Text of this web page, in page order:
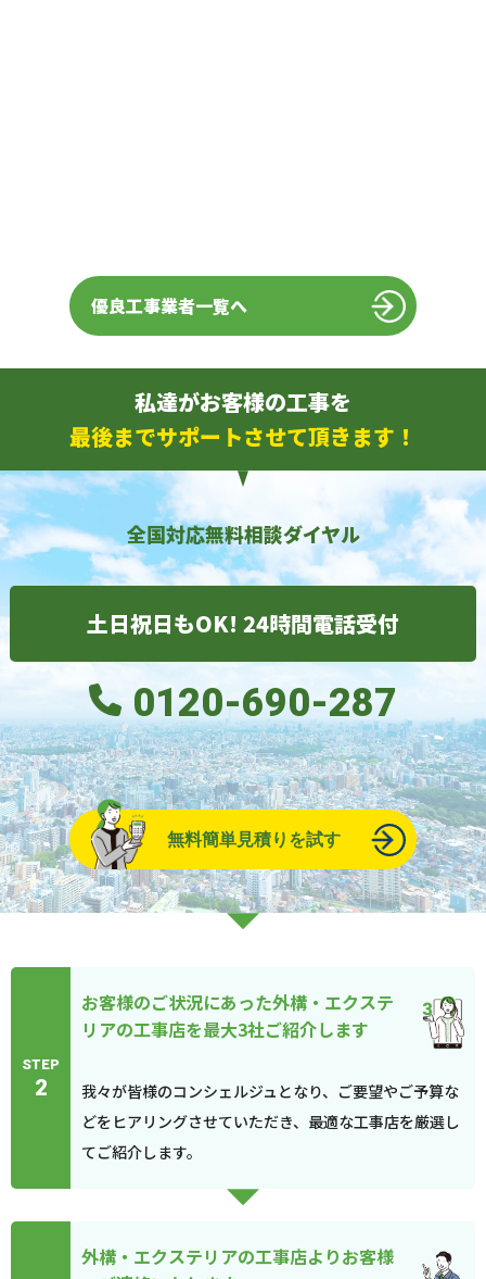
優良工事業者一覧へ
私達がお客様の工事を
最後までサポートさせて頂きます！
全国対応無料相談ダイヤル
土日祝日もOK! 24時間電話受付
0120-690-287
無料簡単見積りを試す
STEP
2
お客様のご状況にあった外構・エクステ
リアの工事店を最大3社ご紹介します
我々が皆様のコンシェルジュとなり、ご要望やご予算な
どをヒアリングさせていただき、最適な工事店を厳選し
てご紹介します。
外構・エクステリアの工事店よりお客様